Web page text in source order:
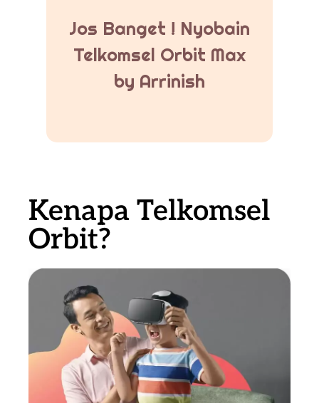
Jos Banget ! Nyobain
Telkomsel Orbit Max
by Arrinish
Kenapa Telkomsel
Orbit?